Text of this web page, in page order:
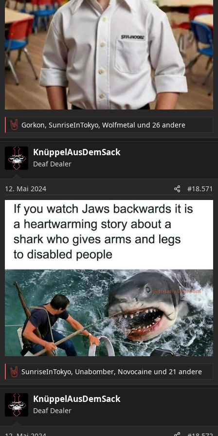
R
e
a
k
o
n
e
Gorkon, SunriseInTokyo, Wolfmetal und 26 andere
KnüppelAusDemSack
Deaf Dealer
12. Mai 2024 #18.571
R
e
a
k
SunriseInTokyo, Unabomber, Novocaine und 21 andere
KnüppelAusDemSack
Deaf Dealer